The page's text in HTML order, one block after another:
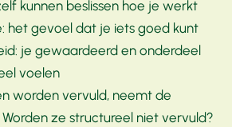
kunnen beslissen hoe je werkt
het gevoel dat je iets goed kunt
je gewaardeerd en onderdeel
voelen
worden vervuld, neemt de
ze structureel niet vervuld?